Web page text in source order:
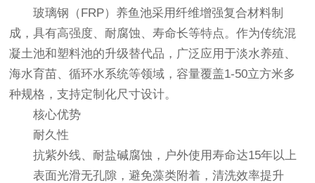
玻璃钢（FRP）养鱼池采用纤维增强复合材料制
成，具有高强度、耐腐蚀、寿命长等特点。作为传统混
凝土池和塑料池的升级替代品，广泛应用于淡水养殖、
海水育苗、循环水系统等领域，容量覆盖1-50立方米多
种规格，支持定制化尺寸设计。
核心优势
耐久性
抗紫外线、耐盐碱腐蚀，户外使用寿命达15年以上
表面光滑无孔隙，避免藻类附着，清洗效率提升